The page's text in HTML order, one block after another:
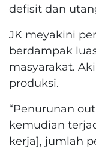
defisit dan
JK meyakini
berdampak
masyarakat.
produksi.
“Penurunan
kemudian
kerja], jumlah